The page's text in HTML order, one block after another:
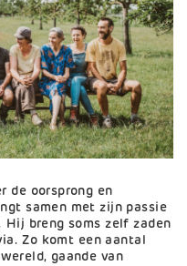
de oorsprong en
samen met zijn passie
Hij breng soms zelf zaden
Zo komt een aantal
gaande van